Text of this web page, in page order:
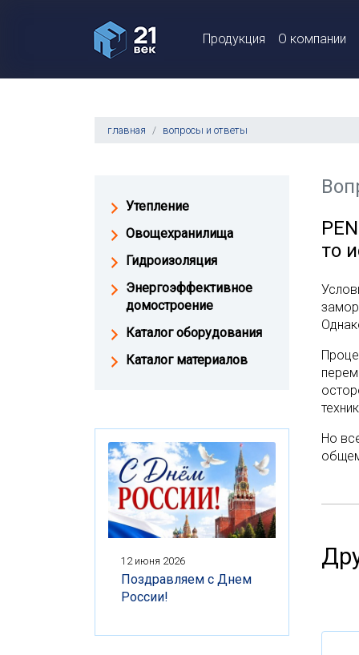
Продукция О компании
главная вопросы и ответы
то
Но
Утепление
Овощехранилища
Гидроизоляция
Энергоэффективное
домостроение
Каталог оборудования
Каталог материалов
12 июня 2026
Поздравляем с Днем
России!